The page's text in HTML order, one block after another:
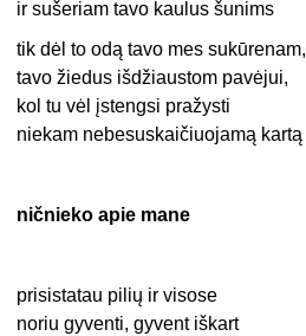
ir sušeriam tavo kaulus šunims
tik dėl to odą tavo mes sukūrenam,
tavo žiedus išdžiaustom pavėjui,
kol tu vėl įstengsi pražysti
niekam nebesuskaičiuojamą kartą
ničnieko apie mane
prisistatau pilių ir visose
noriu gyventi, gyvent iškart